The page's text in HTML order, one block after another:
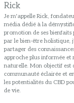
Rick
Je m'appelle Rick,
média dédié à la
promotion de ses bienfaits
par le bien-être holistique,
partager des
approche plus informée et
naturelle. Mon objectif est
communauté éclairée et
les potentialités du CBD
de vie.